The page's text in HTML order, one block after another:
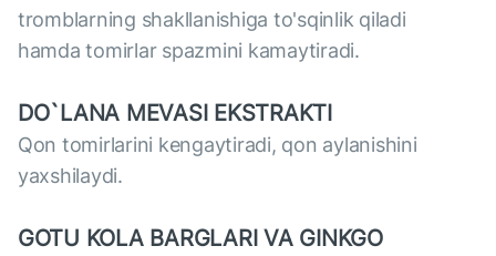
tromblarning shakllanishiga to'sqinlik qiladi
hamda tomirlar spazmini kamaytiradi.
DO`LANA MEVASI EKSTRAKTI
Qon tomirlarini kengaytiradi, qon aylanishini
yaxshilaydi.
GOTU KOLA BARGLARI VA GINKGO